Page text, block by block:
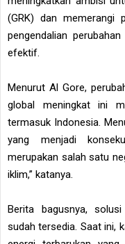
(GRK) dan memerangi
pengendalian
efektif.
Menurut Al Gore,
global meningkat ini
termasuk Indonesia.
yang menjadi
merupakan salah satu
iklim,” katanya.
Berita bagusnya,
sudah tersedia. Saat ini,